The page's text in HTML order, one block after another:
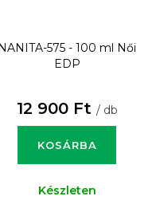
NANITA-575 - 100 ml
Női
EDP
12 900 Ft / db
KOSÁRBA
Készleten